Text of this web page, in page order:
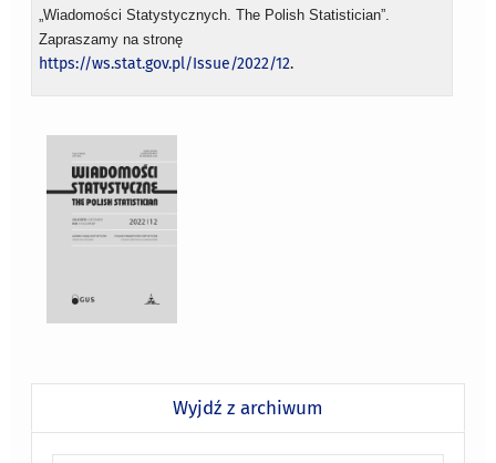
„Wiadomości Statystycznych. The Polish Statistician”.
Zapraszamy na stronę
https://ws.stat.gov.pl/Issue/2022/12.
Wyjdź z archiwum